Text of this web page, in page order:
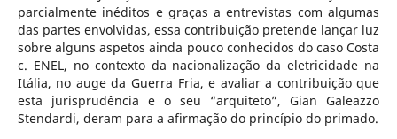
parcialmente inéditos e graças a entrevistas com algumas
das partes envolvidas, essa contribuição pretende lançar luz
sobre alguns aspetos ainda pouco conhecidos do caso Costa
c. ENEL, no contexto da nacionalização da eletricidade na
Itália, no auge da Guerra Fria, e avaliar a contribuição que
esta jurisprudência e o seu “arquiteto”, Gian Galeazzo
Stendardi, deram para a afirmação do princípio do primado.